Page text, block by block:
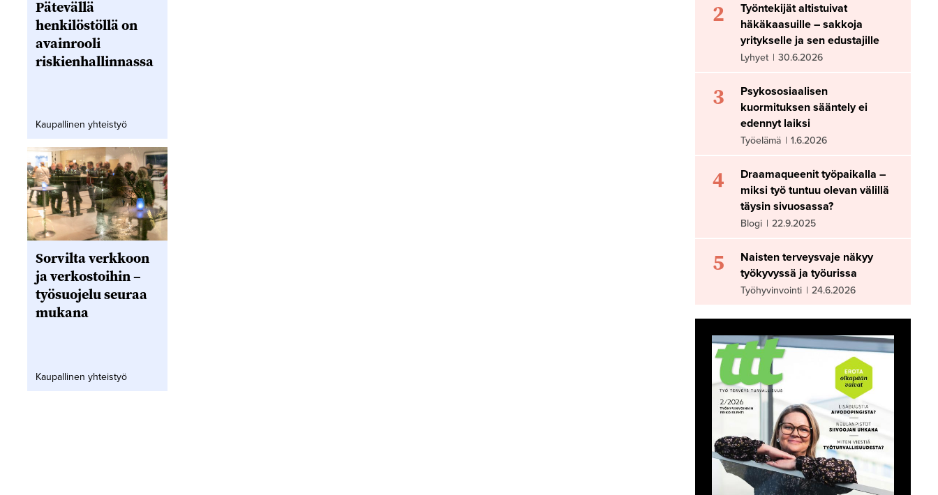
Pätevällä
henkilöstöllä on
avainrooli
riskienhallinnassa
Kaupallinen yhteistyö
Sorvilta verkkoon
ja verkostoihin –
työsuojelu seuraa
mukana
Kaupallinen yhteistyö
2
Työntekijät altistuivat
häkäkaasuille – sakkoja
yritykselle ja sen edustajille
Lyhyet | 30.6.2026
3
Psykososiaalisen
kuormituksen sääntely ei
edennyt laiksi
Työelämä | 1.6.2026
4
Draamaqueenit työpaikalla –
miksi työ tuntuu olevan välillä
täysin sivuosassa?
Blogi | 22.9.2025
5
Naisten terveysvaje näkyy
työkyvyssä ja työurissa
Työhyvinvointi | 24.6.2026